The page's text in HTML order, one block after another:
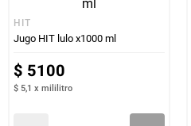
HIT
Jugo HIT lulo x1000 ml
$ 5100
$ 5,1 x mililitro